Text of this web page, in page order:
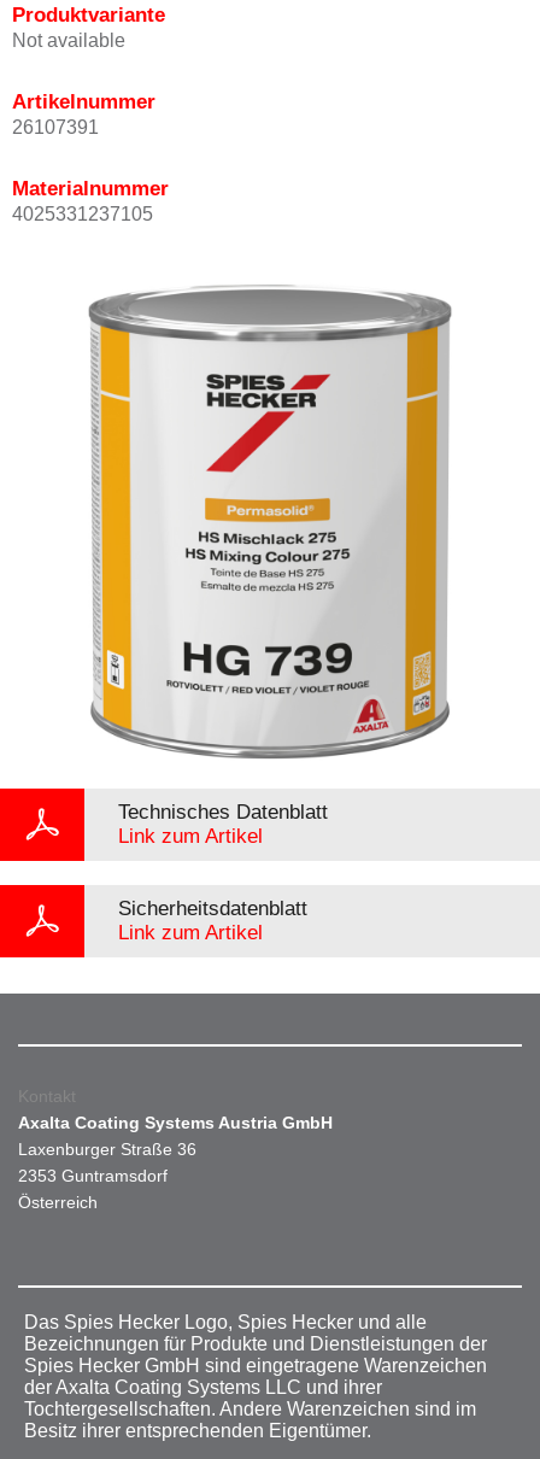
Produktvariante
Not available
Artikelnummer
26107391
Materialnummer
4025331237105
Technisches Datenblatt
Link zum Artikel
Sicherheitsdatenblatt
Link zum Artikel
Kontakt
Axalta Coating Systems Austria GmbH
Laxenburger Straße 36
2353 Guntramsdorf
Österreich
Das Spies Hecker Logo, Spies Hecker und alle
Bezeichnungen für Produkte und Dienstleistungen der
Spies Hecker GmbH sind eingetragene Warenzeichen
der Axalta Coating Systems LLC und ihrer
Tochtergesellschaften. Andere Warenzeichen sind im
Besitz ihrer entsprechenden Eigentümer.